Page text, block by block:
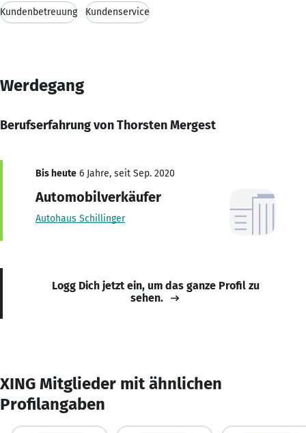
Kundenbetreuung Kundenservice
Werdegang
Berufserfahrung von Thorsten Mergest
Bis heute 6 Jahre, seit Sep. 2020
Automobilverkäufer
Autohaus Schillinger
Logg Dich jetzt ein, um das ganze Profil zu
sehen.
XING Mitglieder mit ähnlichen
Profilangaben